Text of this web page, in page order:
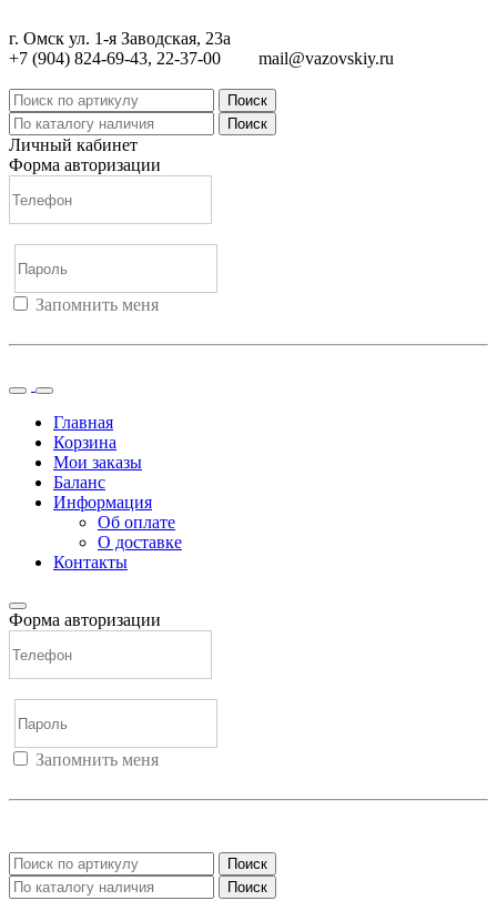
г. Омск ул. 1-я Заводская, 23а
+7 (904) 824-69-43, 22-37-00
mail@vazovskiy.ru
Поиск
Поиск
Личный кабинет
Форма авторизации
Запомнить меня
Главная
Корзина
Мои заказы
Баланс
Информация
Об оплате
О доставке
Контакты
Форма авторизации
Запомнить меня
Поиск
Поиск